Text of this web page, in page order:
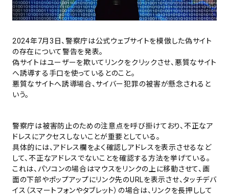
2024年7月3日、警察庁は公式ウェブサイトを模倣した偽サイト
の存在について警告を発表。
偽サイトはユーザーを欺いてリンクをクリックさせ、悪質なサイト
へ誘導する手口を使っているとのこと。
悪質なサイトへ誘導場合、サイバー犯罪の被害が懸念されると
いう。
警察庁は被害防止のための注意点を呼び掛けており、不正なア
ドレスにアクセスしないことが重要としている。
具体的には、アドレス欄をよく確認しアドレスを表示させるなど
して、不正なアドレスでないことを確認する方法を挙げている。
これは、パソコンの場合はマウスをリンクの上に移動させて、画
面の下部やポップアップにリンク先のURLを表示させ、タッチデバ
イス（スマートフォンやタブレット）の場合は、リンクを長押しして